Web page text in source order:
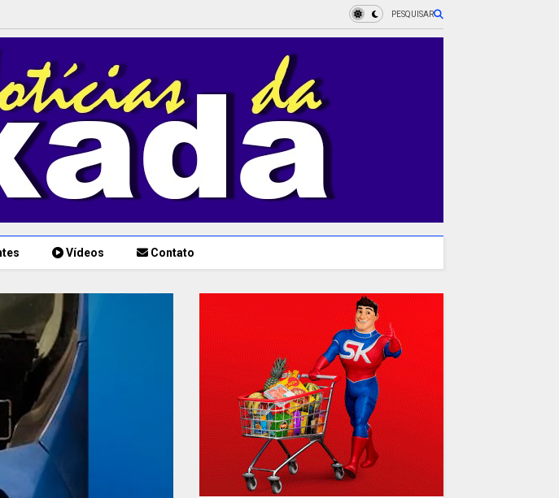
PESQUISAR
Vídeos Contato